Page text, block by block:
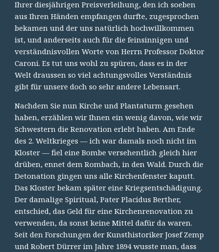
Ihrer diesjährigen Preisverleihung, den ich soeben
aus Ihren Händen empfangen durfte, zugesprochen
bekamen und der uns natürlich hochwillkommen
ist, und anderseits auch für die feinsinnigen und
verständnisvollen Worte von Herrn Professor Doktor
Caroni. Es tut uns wohl zu spüren, dass es in der
Welt draussen so viel achtungsvolles Verständnis
gibt für unsere doch so sehr andere Lebensart.
Nachdem Sie nun Kirche und Plantaturm gesehen
haben, erzählen wir Ihnen ein wenig davon, wie wir
Schwestern die Renovation erlebt haben. Am Ende
des 2. Weltkrieges — ich war damals noch nicht im
Kloster — fiel eine Bombe versehentlich gleich hier
drüben, ennet dem Rombach, in den Wald. Durch die
Detonation gingen uns alle Kirchenfenster kaputt.
Das Kloster bekam später eine Kriegsentschädigung.
Der damalige Spiritual, Pater Placidus Berther,
entschied, das Geld für eine Kirchenrenovation zu
verwenden, da sonst keine Mittel dafür da waren.
Seit den Forschungen der Kunsthistoriker Josef Zemp
und Robert Dürrer im Jahre 1894 wusste man, dass